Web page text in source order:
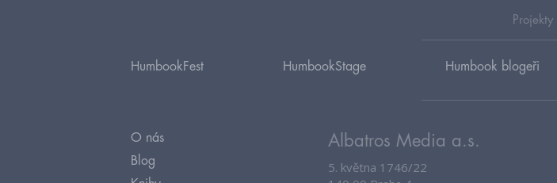
Projekty
HumbookFest HumbookStage Humbook blogeři
O nás
Blog
Albatros Media a.s.
5. května 1746/22